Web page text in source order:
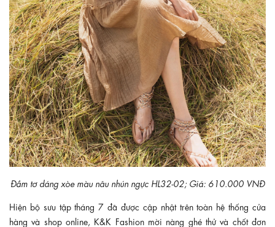
Đầm tơ dáng xòe màu nâu nhún ngực HL32-02; Giá: 610.000 VNĐ
Hiện bộ sưu tập tháng 7 đã được cập nhật trên toàn hệ thống cửa
hàng và shop online, K&K Fashion mời nàng ghé thử và chốt đơn